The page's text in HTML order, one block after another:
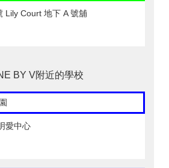
Lily Court 地下 A 號舖
BY V附近的學校
愛中心